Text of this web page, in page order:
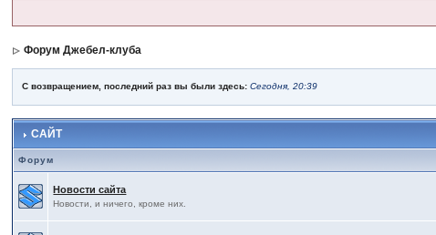
Форум Джебел-клуба
С возвращением, последний раз вы были здесь:Сегодня, 20:39
САЙТ
Форум
Новости сайта
Новости, и ничего, кроме них.